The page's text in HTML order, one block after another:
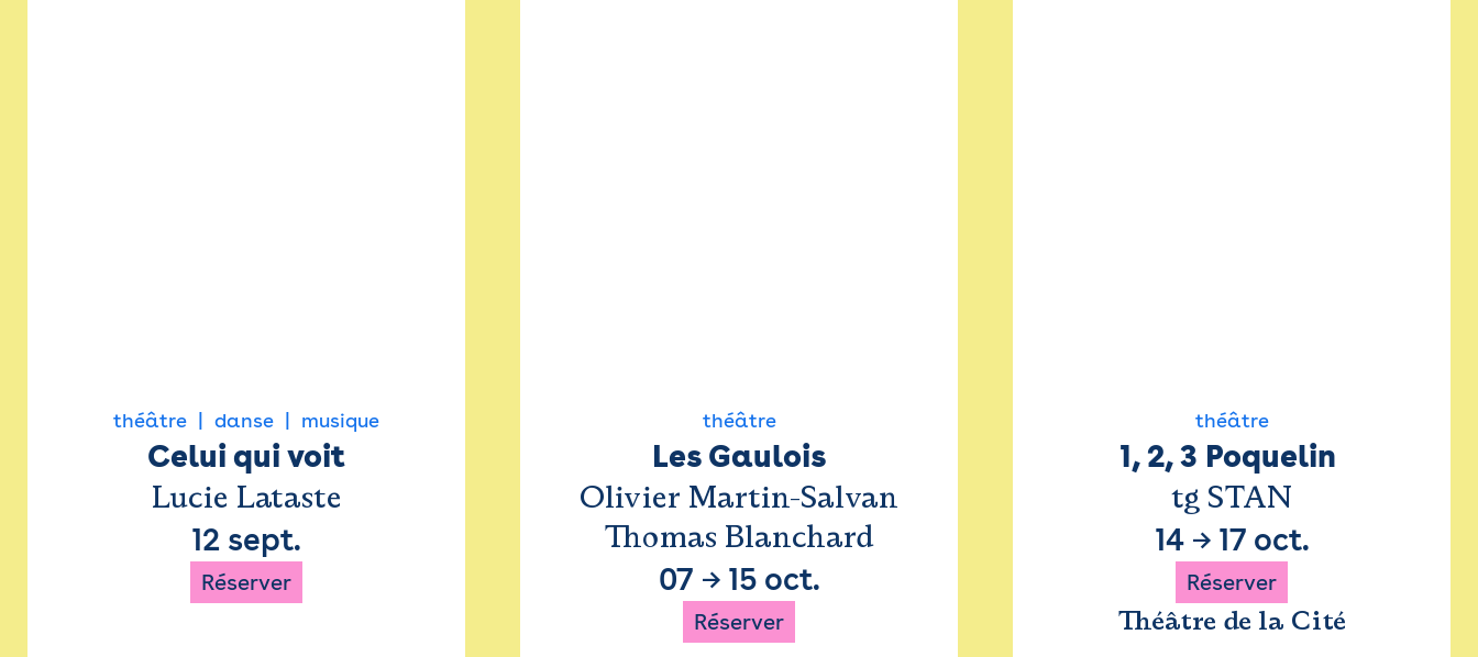
théâtre danse musique
Celui qui voit
Lucie Lataste
12 sept.
Réserver
théâtre
Les Gaulois
Olivier Martin-Salvan
Thomas Blanchard
07 → 15 oct.
Réserver
théâtre
1, 2, 3 Poquelin
tg STAN
14→ 17 oct.
Réserver
Théâtre de la Cité